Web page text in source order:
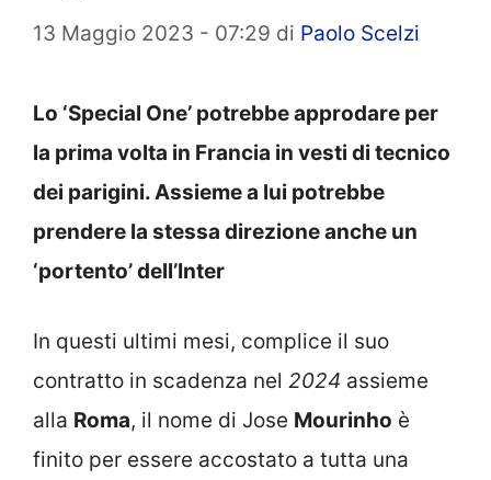
13 Maggio 2023 - 07:29 di Paolo Scelzi
Lo ‘Special One’ potrebbe approdare per
la prima volta in Francia in vesti di tecnico
dei parigini. Assieme a lui potrebbe
prendere la stessa direzione anche un
‘portento’ dell’Inter
In questi ultimi mesi, complice il suo
contratto in scadenza nel 2024 assieme
alla Roma, il nome di Jose Mourinho è
finito per essere accostato a tutta una